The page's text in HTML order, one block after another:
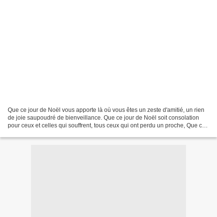
Que ce jour de Noël vous apporte là où vous êtes un zeste d'amitié, un rien
de joie saupoudré de bienveillance. Que ce jour de Noël soit consolation
pour ceux et celles qui souffrent, tous ceux qui ont perdu un proche, Que ce